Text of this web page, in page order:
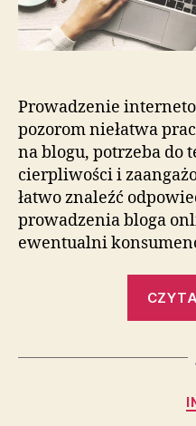
Prowadzenie
pozorom niełatwa
na blogu, potrzeba do
cierpliwości i
łatwo znaleźć
prowadzenia bloga
ewentualni